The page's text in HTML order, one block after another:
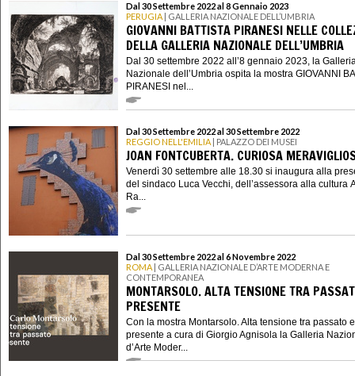
Dal 30 Settembre 2022 al 8 Gennaio 2023
PERUGIA | GALLERIA NAZIONALE DELL’UMBRIA
GIOVANNI BATTISTA PIRANESI NELLE
DELLA GALLERIA NAZIONALE DELL’UMBRIA
Dal 30 settembre 2022 all’8 gennaio 2023, la
Nazionale dell’Umbria ospita la mostra GIOVANNI
PIRANESI nel...
Dal 30 Settembre 2022 al 30 Settembre 2022
REGGIO NELL'EMILIA | PALAZZO DEI MUSEI
JOAN FONTCUBERTA. CURIOSA
Venerdì 30 settembre alle 18.30 si inaugura alla
del sindaco Luca Vecchi, dell’assessora alla cultura
Ra...
Dal 30 Settembre 2022 al 6 Novembre 2022
ROMA | GALLERIA NAZIONALE D’ARTE MODERNA E
CONTEMPORANEA
MONTARSOLO. ALTA TENSIONE TRA
PRESENTE
Con la mostra Montarsolo. Alta tensione tra passato e
presente a cura di Giorgio Agnisola la Galleria
d’Arte Moder...